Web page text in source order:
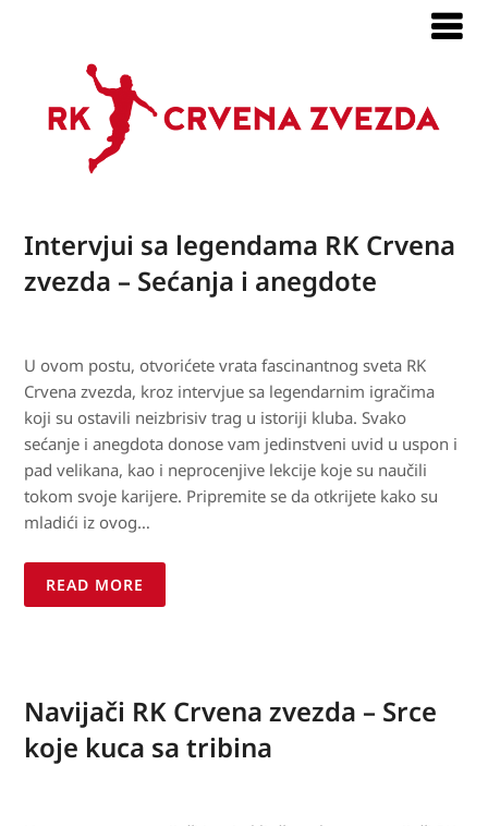
Intervjui sa legendama RK Crvena
zvezda – Sećanja i anegdote​
U ovom postu, otvorićete vrata fascinantnog sveta RK
Crvena zvezda, kroz intervjue sa legendarnim igračima
koji su ostavili neizbrisiv trag u istoriji kluba. Svako
sećanje i anegdota donose vam jedinstveni uvid u uspon i
pad velikana, kao i neprocenjive lekcije koje su naučili
tokom svoje karijere. Pripremite se da otkrijete kako su
mladići iz ovog…
READ MORE
Navijači RK Crvena zvezda – Srce
koje kuca sa tribina